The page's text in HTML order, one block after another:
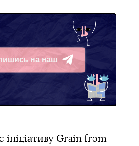
на наш
ініціативу Grain from